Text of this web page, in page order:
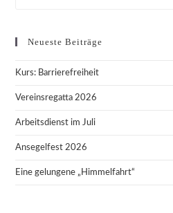
Neueste Beiträge
Kurs: Barrierefreiheit
Vereinsregatta 2026
Arbeitsdienst im Juli
Ansegelfest 2026
Eine gelungene „Himmelfahrt“